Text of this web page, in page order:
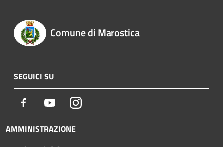
Comune di Marostica
SEGUICI SU
Facebook YoutubeInstagram
AMMINISTRAZIONE